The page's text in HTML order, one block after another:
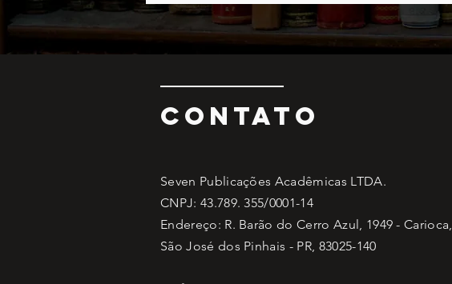
CONTATO
Seven Publicações Acadêmicas LTDA.
CNPJ: 43.789. 355/0001-14
Endereço: R. Barão do Cerro Azul, 1949 - Carioca,
São José dos Pinhais - PR, 83025-140